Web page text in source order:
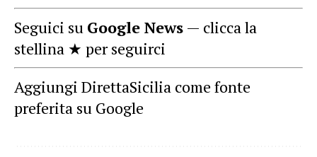
Seguici su Google News — clicca la
stellina ★ per seguirci
Aggiungi DirettaSicilia come fonte
preferita su Google